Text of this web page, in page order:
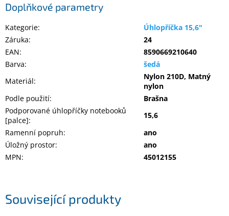
Kamerové
MILESIGHT
Doprodej
Související produkty
Doplňkové parametry
Kategorie:
Úhlopříčka 15,6"
Záruka:
24
EAN:
8590669210640
Barva:
šedá
Materiál:
Nylon 210D, Matný
nylon
Podle použití:
Brašna
Podporované úhlopříčky notebooků
[palce]:
15,6
Ramenní popruh:
ano
Úložný prostor:
ano
MPN: 45012155